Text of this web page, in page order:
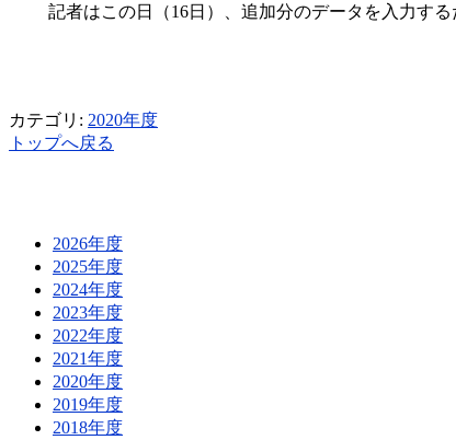
記者はこの日（16日）、追加分のデータを入力する
カテゴリ: 2020年度
トップへ戻る
2026年度
2025年度
2024年度
2023年度
2022年度
2021年度
2020年度
2019年度
2018年度